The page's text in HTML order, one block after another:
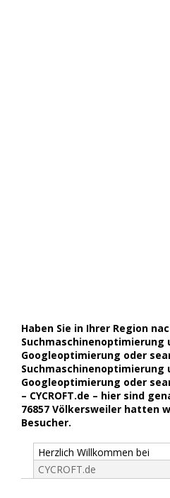
Haben Sie in Ihrer Region
Suchmaschinenoptimierung
Googleoptimierung oder
Suchmaschinenoptimierung
Googleoptimierung oder
– CYCROFT.de – hier sind
76857 Völkersweiler hatten
Besucher.
Herzlich Willkommen bei
CYCROFT.de